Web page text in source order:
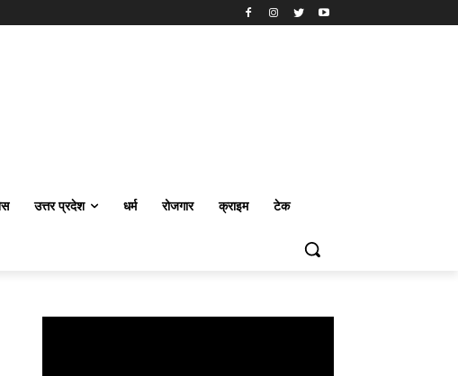
उत्तर प्रदेश धर्म रोजगार क्राइम टेक